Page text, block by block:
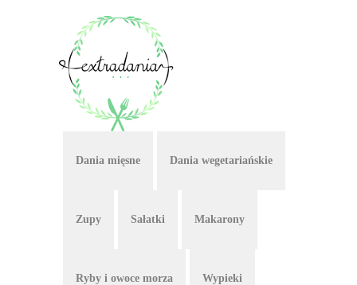
Dania mięsne Dania wegetariańskie
Zupy Sałatki Makarony
Ryby i owoce morza Wypieki